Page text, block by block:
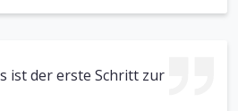
ist der erste Schritt zur